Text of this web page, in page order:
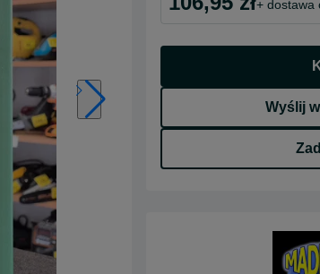
+ dostawa
Wyślij